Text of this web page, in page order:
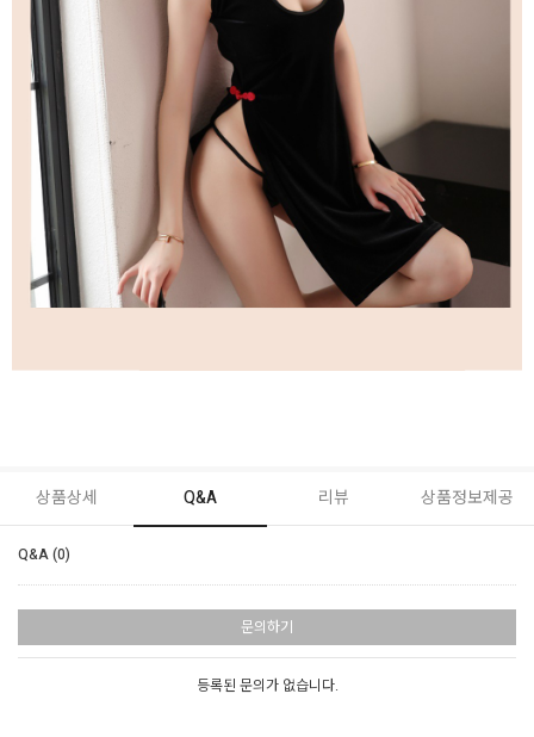
상품상세 Q&A 리뷰 상품정보제공
Q&A (0)
문의하기
등록된 문의가 없습니다.